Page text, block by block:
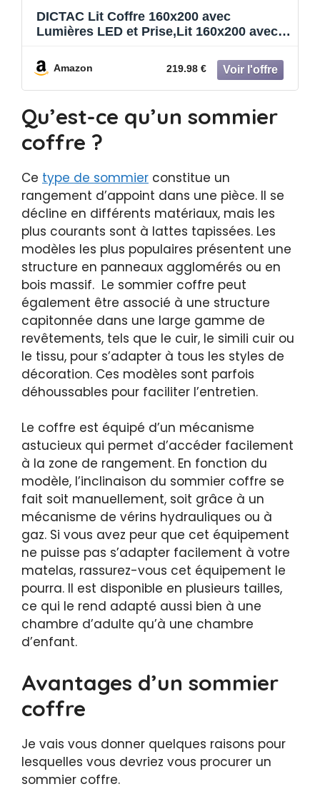
DICTAC Lit Coffre 160x200 avec
Lumières LED et Prise,Lit 160x200 avec
Hydraulique,lits 2 Personnes en Lin avec
Rangement Tête de lit,lits 2 Places,Gris
Foncé-sans Matelas
Amazon 219.98 €
Qu’est-ce qu’un sommier
coffre ?
Ce type de sommier constitue un
rangement d’appoint dans une pièce. Il se
décline en différents matériaux, mais les
plus courants sont à lattes tapissées. Les
modèles les plus populaires présentent une
structure en panneaux agglomérés ou en
bois massif. Le sommier coffre peut
également être associé à une structure
capitonnée dans une large gamme de
revêtements, tels que le cuir, le simili cuir ou
le tissu, pour s’adapter à tous les styles de
décoration. Ces modèles sont parfois
déhoussables pour faciliter l’entretien.
Le coffre est équipé d’un mécanisme
astucieux qui permet d’accéder facilement
à la zone de rangement. En fonction du
modèle, l’inclinaison du sommier coffre se
fait soit manuellement, soit grâce à un
mécanisme de vérins hydrauliques ou à
gaz. Si vous avez peur que cet équipement
ne puisse pas s’adapter facilement à votre
matelas, rassurez-vous cet équipement le
pourra. Il est disponible en plusieurs tailles,
ce qui le rend adapté aussi bien à une
chambre d’adulte qu’à une chambre
d’enfant.
Avantages d’un sommier
coffre
Je vais vous donner quelques raisons pour
lesquelles vous devriez vous procurer un
sommier coffre.